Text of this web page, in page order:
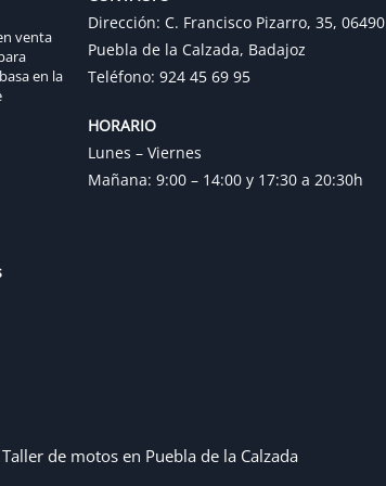
venta
en la
Dirección: C. Francisco Pizarro, 35, 06490
Puebla de la Calzada, Badajoz
Teléfono: 924 45 69 95
HORARIO
Lunes – Viernes
Mañana: 9:00 – 14:00 y 17:30 a 20:30h
de motos en Puebla de la Calzada